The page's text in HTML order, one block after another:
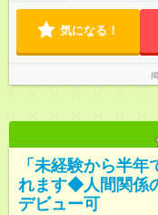
気になる！
「未経験から半
れます◆人間関係
デビュー可